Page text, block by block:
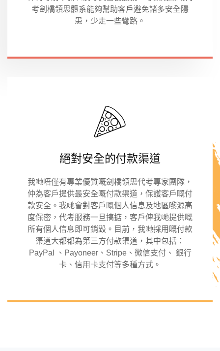
考劍橋領思體系能夠幫助客戶避免諸多安全隱
患，少走一些彎路。
絕對安全的付款渠道
我哋唔僅有專業優質嘅劍橋領思代考專家團隊，
仲為客戶提供最安全嘅付款渠道，保護客戶嘅付
款安全。我哋會對客戶嘅個人信息及地區嚟源高
度保密，代考服務一旦搞掂，客戶俾我哋提供嘅
所有個人信息即可銷毀。目前，我哋採用嘅付款
渠道大都都為第三方付款渠道，其中包括：
PayPal 、Payoneer、Stripe、微信支付、 銀行
卡、信用卡支付等多種方式。